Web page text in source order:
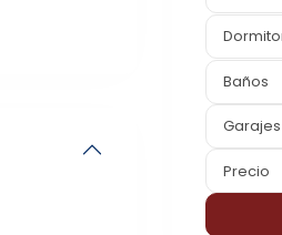
Baños
Precio